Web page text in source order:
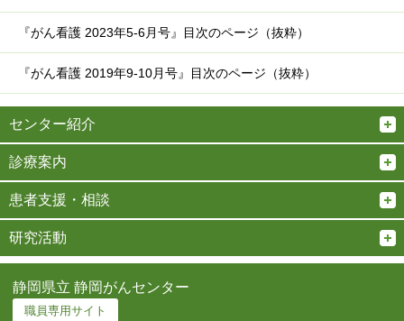
『がん看護 2023年5-6月号』目次のページ（抜粋）
『がん看護 2019年9-10月号』目次のページ（抜粋）
センター紹介
診療案内
患者支援・相談
研究活動
静岡県立 静岡がんセンター
職員専用サイト